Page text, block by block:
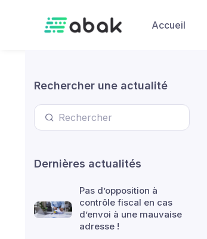
Accueil
Rechercher une actualité
Dernières actualités
Pas d’opposition à
contrôle fiscal en cas
d’envoi à une mauvaise
adresse !